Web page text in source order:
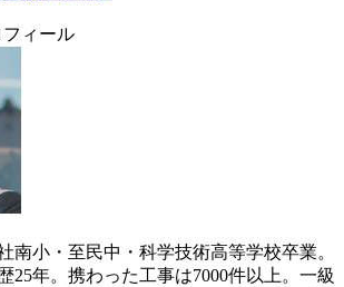
南小・至民中・科学技術高等学校卒業。
25年。携わった工事は7000件以上。一級